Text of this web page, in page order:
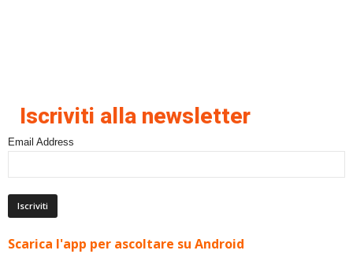
Iscriviti alla newsletter
Email Address
Scarica l'app per ascoltare su Android